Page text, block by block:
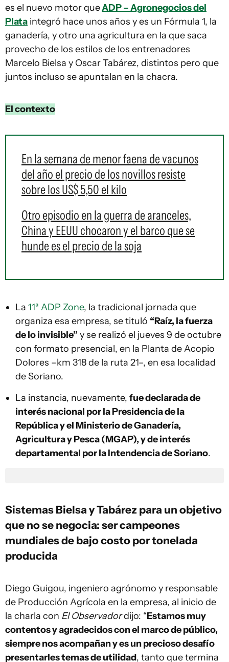
es el nuevo motor queADP – Agronegocios del
Plata integró hace unos años y es un Fórmula 1, la
ganadería, y otro una agricultura en la que saca
provecho de los estilos de los entrenadores
Marcelo Bielsa y Oscar Tabárez, distintos pero que
juntos incluso se apuntalan en la chacra.
El contexto
En la semana de menor faena de vacunos
del año el precio de los novillos resiste
sobre los US$ 5,50 el kilo
Otro episodio en la guerra de aranceles,
China y EEUU chocaron y el barco que se
hunde es el precio de la soja
La 11ª ADP Zone, la tradicional jornada que
organiza esa empresa, se tituló “Raíz, la fuerza
de lo invisible” y se realizó el jueves 9 de octubre
con formato presencial, en la Planta de Acopio
Dolores –km 318 de la ruta 21–, en esa localidad
de Soriano.
La instancia, nuevamente, fue declarada de
interés nacional por la Presidencia de la
República y el Ministerio de Ganadería,
Agricultura y Pesca (MGAP), y de interés
departamental por la Intendencia de Soriano.
Sistemas Bielsa y Tabárez para un objetivo
que no se negocia: ser campeones
mundiales de bajo costo por tonelada
producida
Diego Guigou, ingeniero agrónomo y responsable
de Producción Agrícola en la empresa, al inicio de
la charla con El Observadordijo: “Estamos muy
contentos y agradecidos con el marco de público,
siempre nos acompañan y es un precioso desafío
presentarles temas de utilidad, tanto que termina